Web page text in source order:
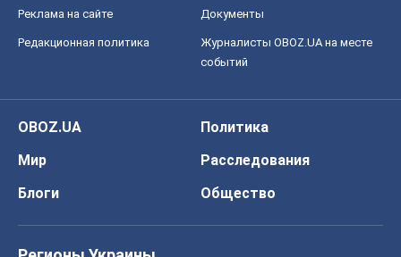
Реклама на сайте Документы
Редакционная политика
Журналисты OBOZ.UA на месте
событий
OBOZ.UA
Политика
Мир
Расследования
Блоги
Общество